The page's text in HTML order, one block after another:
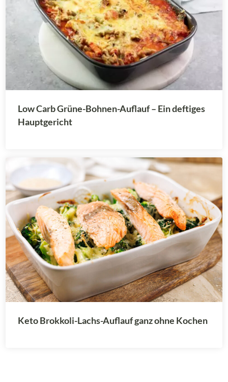
Low Carb Grüne-Bohnen-Auflauf – Ein deftiges
Hauptgericht
Keto Brokkoli-Lachs-Auflauf ganz ohne Kochen